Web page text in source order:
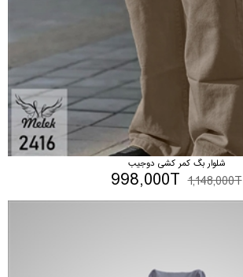
شلوار بگ کمر کشی دوجیب
1,148,000T
998,000T